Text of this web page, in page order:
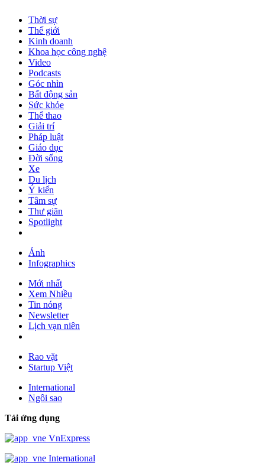
Thời sự
Thế giới
Kinh doanh
Khoa học công nghệ
Video
Podcasts
Góc nhìn
Bất động sản
Sức khỏe
Thể thao
Giải trí
Pháp luật
Giáo dục
Đời sống
Xe
Du lịch
Ý kiến
Tâm sự
Thư giãn
Spotlight
Ảnh
Infographics
Mới nhất
Xem Nhiều
Tin nóng
Newsletter
Lịch vạn niên
Rao vặt
Startup Việt
International
Ngôi sao
Tải ứng dụng
VnExpress
International